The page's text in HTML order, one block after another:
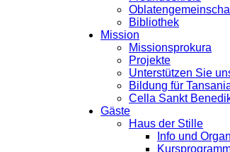
Bibliothek
Mission
Missionsprokura
Projekte
Unterstützen Sie
Bildung für
Cella Sankt
Gäste
Haus der Stille
Info und